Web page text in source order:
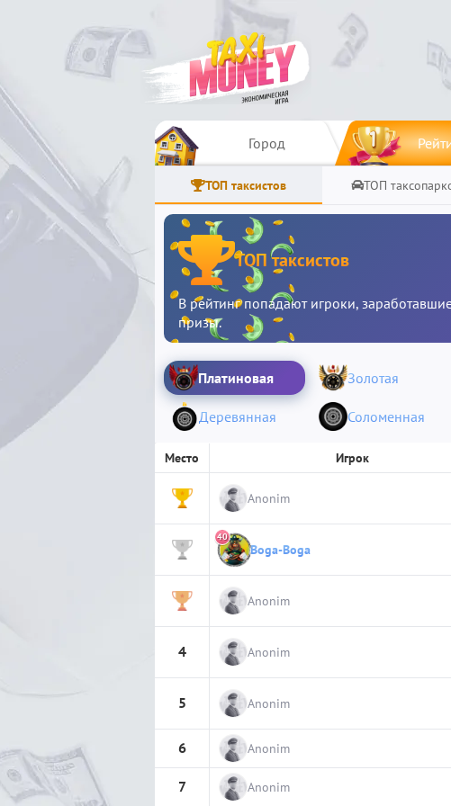
Город
ТОП таксистов ТОП
ТОП таксистов
В рейтинг попадают игроки,
призы.
Платиновая Золотая
Деревянная Соломенная
Место Игрок
1 Anonim
2
40
Boga-Boga
3 Anonim
4 Anonim
5 Anonim
6 Anonim
7 Anonim